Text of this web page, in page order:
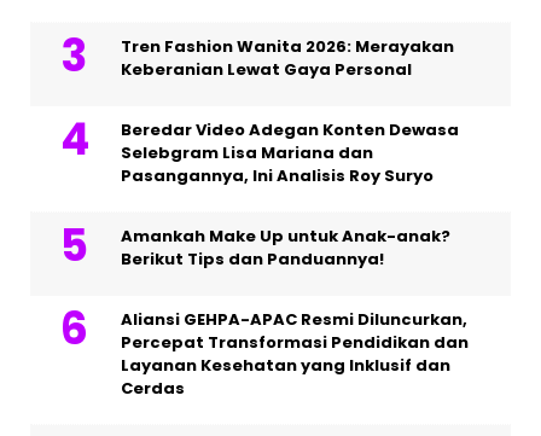
Tren Fashion Wanita 2026: Merayakan
Keberanian Lewat Gaya Personal
Beredar Video Adegan Konten Dewasa
Selebgram Lisa Mariana dan
Pasangannya, Ini Analisis Roy Suryo
Amankah Make Up untuk Anak-anak?
Berikut Tips dan Panduannya!
Aliansi GEHPA-APAC Resmi Diluncurkan,
Percepat Transformasi Pendidikan dan
Layanan Kesehatan yang Inklusif dan
Cerdas